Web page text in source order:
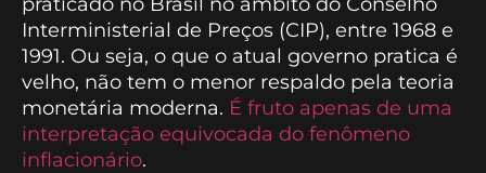
Interministerial de Preços (CIP), entre 1968 e
1991. Ou seja, o que o atual governo pratica é
velho, não tem o menor respaldo pela teoria
monetária moderna. É fruto apenas de uma
interpretação equivocada do fenômeno
inflacionário.